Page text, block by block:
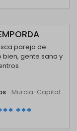
pareja de
gente sana y
Murcia-Capital
***